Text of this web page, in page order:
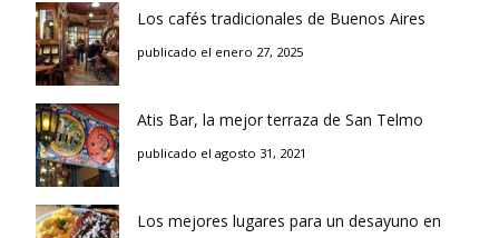
Los cafés tradicionales de Buenos Aires
publicado el enero 27, 2025
Atis Bar, la mejor terraza de San Telmo
publicado el agosto 31, 2021
Los mejores lugares para un desayuno en